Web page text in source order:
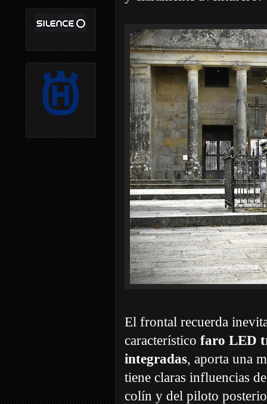
El frontal recuerda
característico faro LED
integradas, aporta una
tiene claras influencias
colín y del piloto